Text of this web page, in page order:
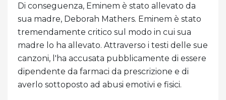
Di conseguenza, Eminem è stato allevato da
sua madre, Deborah Mathers. Eminem è stato
tremendamente critico sul modo in cui sua
madre lo ha allevato. Attraverso i testi delle sue
canzoni, l'ha accusata pubblicamente di essere
dipendente da farmaci da prescrizione e di
averlo sottoposto ad abusi emotivi e fisici.